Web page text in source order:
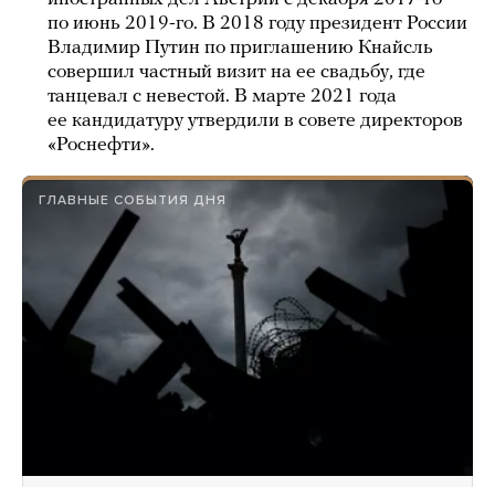
по июнь 2019-го. В 2018 году президент России
Владимир Путин по приглашению Кнайсль
совершил частный визит на ее свадьбу, где
танцевал с невестой. В марте 2021 года
ее кандидатуру утвердили в совете директоров
«Роснефти».
ГЛАВНЫЕ СОБЫТИЯ ДНЯ